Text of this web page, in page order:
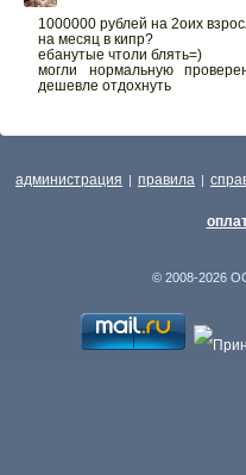
1000000 рублей на 2оих
на месяц в кипр?
ебанутые чтоли блять=)
могли нормальную
дешевле отдохнуть
администрация | правила |
© 2008-2026